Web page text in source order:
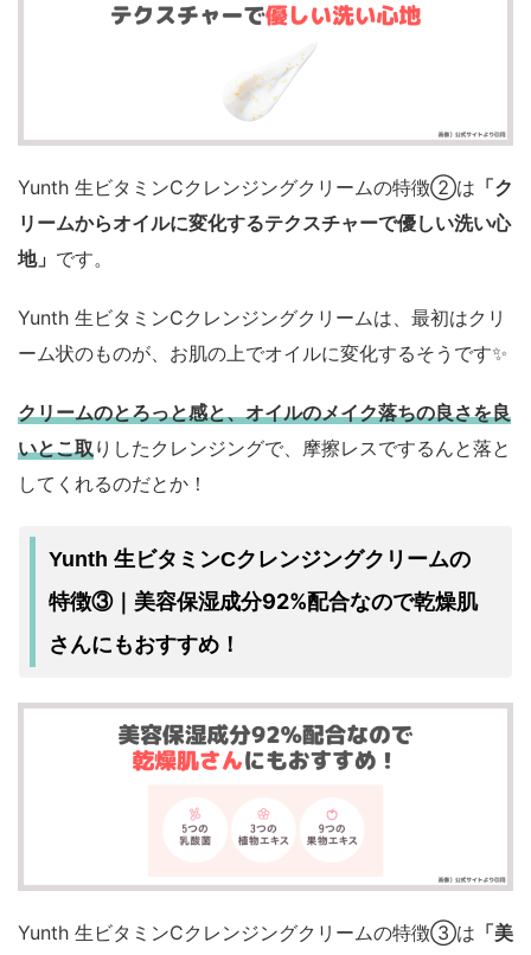
Yunth 生ビタミンCクレンジングクリームの特徴②は 「ク
リームからオイルに変化するテクスチャーで優しい洗い心
地」 です。
Yunth 生ビタミンCクレンジングクリームは、最初はクリ
ーム状のものが、お肌の上でオイルに変化するそうです✨
クリームのとろっと感と、オイルのメイク落ちの良さを良
いとこ取りしたクレンジングで、摩擦レスでするんと落と
してくれるのだとか！
Yunth 生ビタミンCクレンジングクリームの
特徴③｜ 美容保湿成分92%配合なので乾燥肌
さんにもおすすめ！
Yunth 生ビタミンCクレンジングクリームの特徴③は 「美